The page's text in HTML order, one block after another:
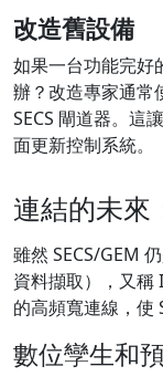
改造舊設備
如果一台功能完好
辦？改造專家通常
SECS 閘道器。這
面更新控制系統。
連結的未來
雖然 SECS/GEM
資料擷取），又
的高頻寬連線，使
數位孿生和